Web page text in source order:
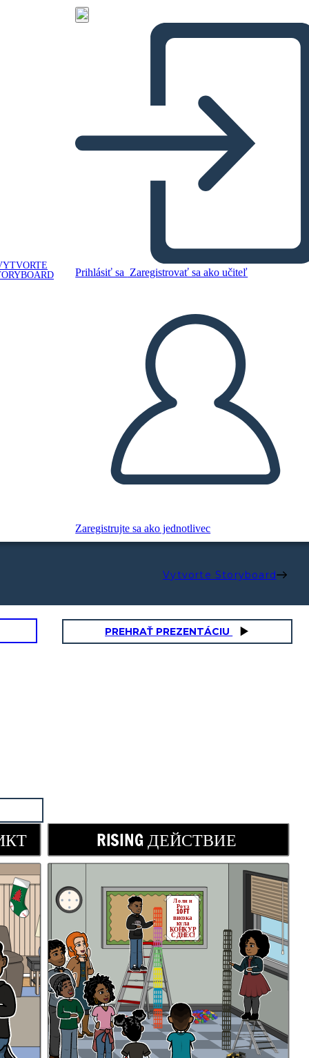
Prihlásiť sa Zaregistrovať sa ako učiteľ
Zaregistrujte sa ako jednotlivec
Vytvorte Storyboard
PREHRAŤ PREZENTÁCIU
RISING ДЕЙСТВИЕ
Лоли и
Роуз
10 FT
висока
кула
КОНКУР
С ДНЕС!